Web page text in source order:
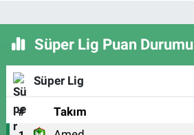
Süper Lig Puan Durumu
Süper Lig
# Takım